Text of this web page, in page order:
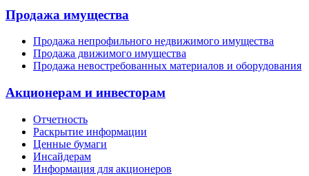
Продажа имущества
Продажа непрофильного недвижимого имущества
Продажа движимого имущества
Продажа невостребованных материалов и оборудования
Акционерам и инвесторам
Отчетность
Раскрытие информации
Ценные бумаги
Инсайдерам
Информация для акционеров